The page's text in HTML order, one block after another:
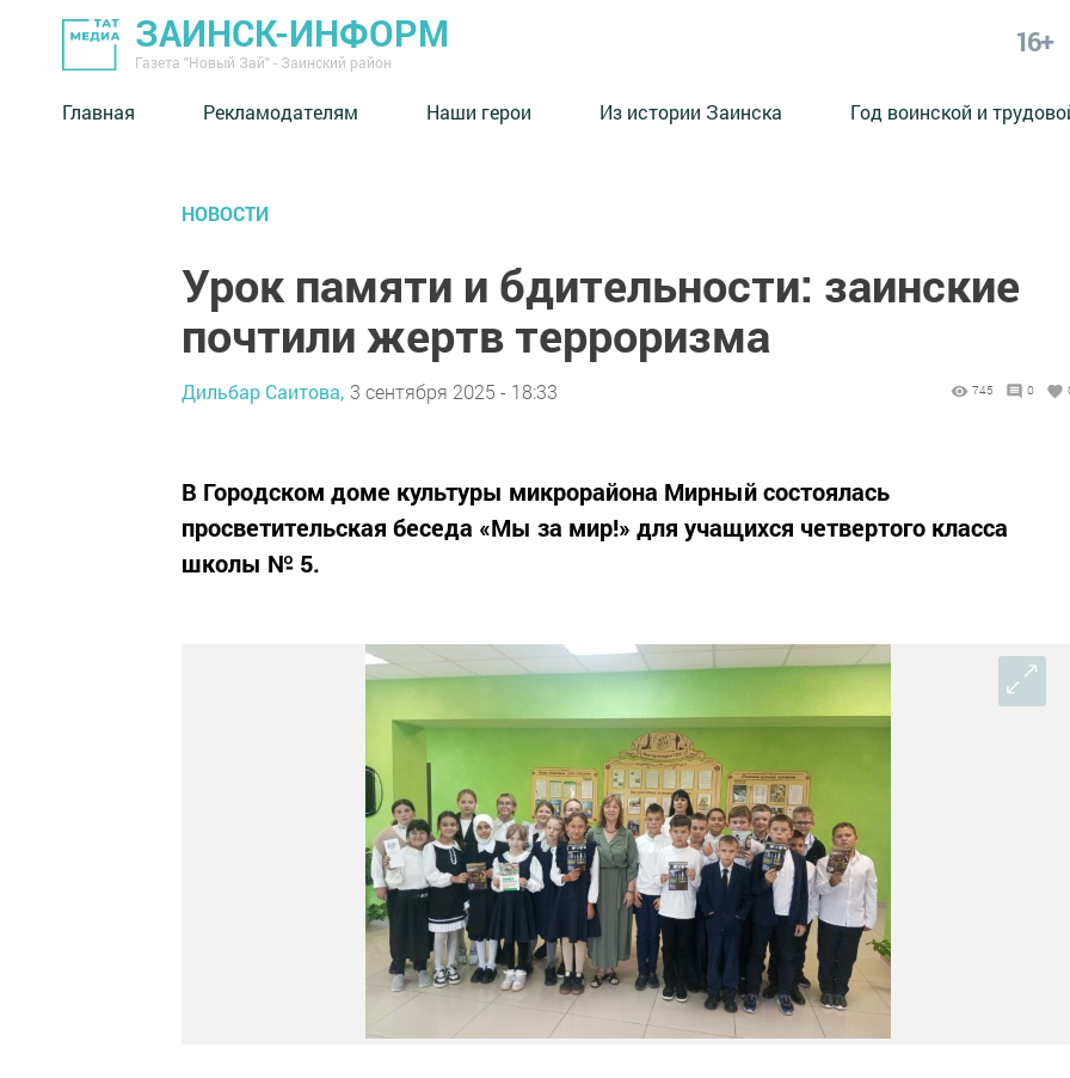
ЗАИНСК-ИНФОРМ
Газета "Новый Зай" - Заинский район
16+
Главная Рекламодателям Наши герои Из истории Заинска Год воинской и
НОВОСТИ
Урок памяти и бдительности: заинские
почтили жертв терроризма
Дильбар Саитова, 3 сентября 2025 - 18:33 745 0
В Городском доме культуры микрорайона Мирный состоялась
просветительская беседа «Мы за мир!» для учащихся четвертого класса
школы № 5.